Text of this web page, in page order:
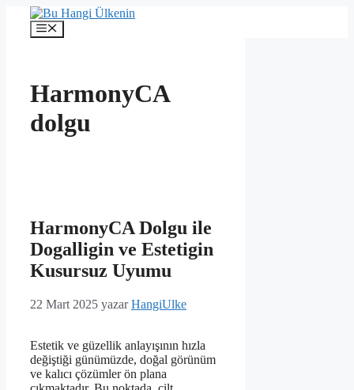
İçeriğe
Menü
HarmonyCA
dolgu
HarmonyCA Dolgu ile
Dogalligin ve Estetigin
Kusursuz Uyumu
22 Mart 2025 yazarHangiUlke
Estetik ve güzellik anlayışının hızla
değiştiği günümüzde, doğal görünüm
ve kalıcı çözümler ön plana